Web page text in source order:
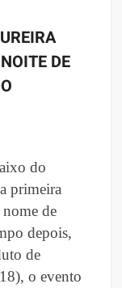
DE
do
primeira
de
depois,
de
o evento